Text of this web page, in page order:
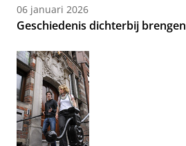
06 januari 2026
Geschiedenis dichterbij brengen